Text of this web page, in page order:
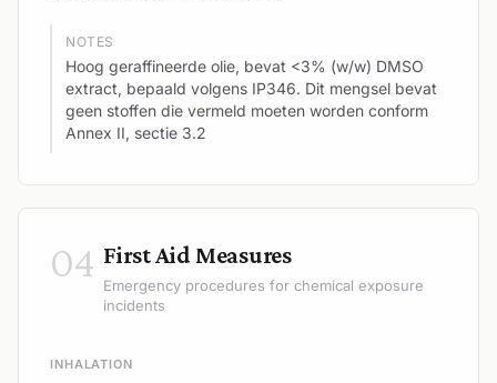
NOTES
Hoog geraffineerde olie, bevat <3% (w/w) DMSO
extract, bepaald volgens IP346. Dit mengsel bevat
geen stoffen die vermeld moeten worden conform
Annex II, sectie 3.2
04 First Aid Measures
Emergency procedures for chemical exposure
incidents
INHALATION